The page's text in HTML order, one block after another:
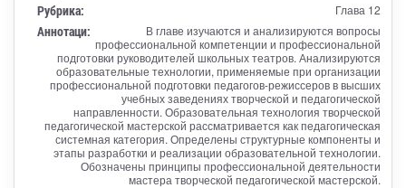
Рубрика: Глава 12
Аннотаци:
В главе изучаются и анализируются вопросы
профессиональной компетенции и профессиональной
подготовки руководителей школьных театров. Анализируются
образовательные технологии, применяемые при организации
профессиональной подготовки педагогов-режиссеров в высших
учебных заведениях творческой и педагогической
направленности. Образовательная технология творческой
педагогической мастерской рассматривается как педагогическая
системная категория. Определены структурные компоненты и
этапы разработки и реализации образовательной технологии.
Обозначены принципы профессиональной деятельности
мастера творческой педагогической мастерской.